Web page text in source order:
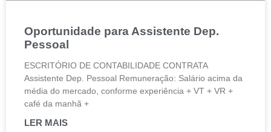
Oportunidade para Assistente Dep.
Pessoal
ESCRITÓRIO DE CONTABILIDADE CONTRATA
Assistente Dep. Pessoal Remuneração: Salário acima da
média do mercado, conforme experiência + VT + VR +
café da manhã +
LER MAIS